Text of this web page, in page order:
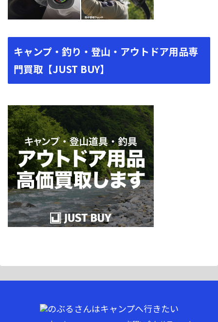
キャンプ・釣り・登山・アウトドア用品専
門買取【JUST BUY】